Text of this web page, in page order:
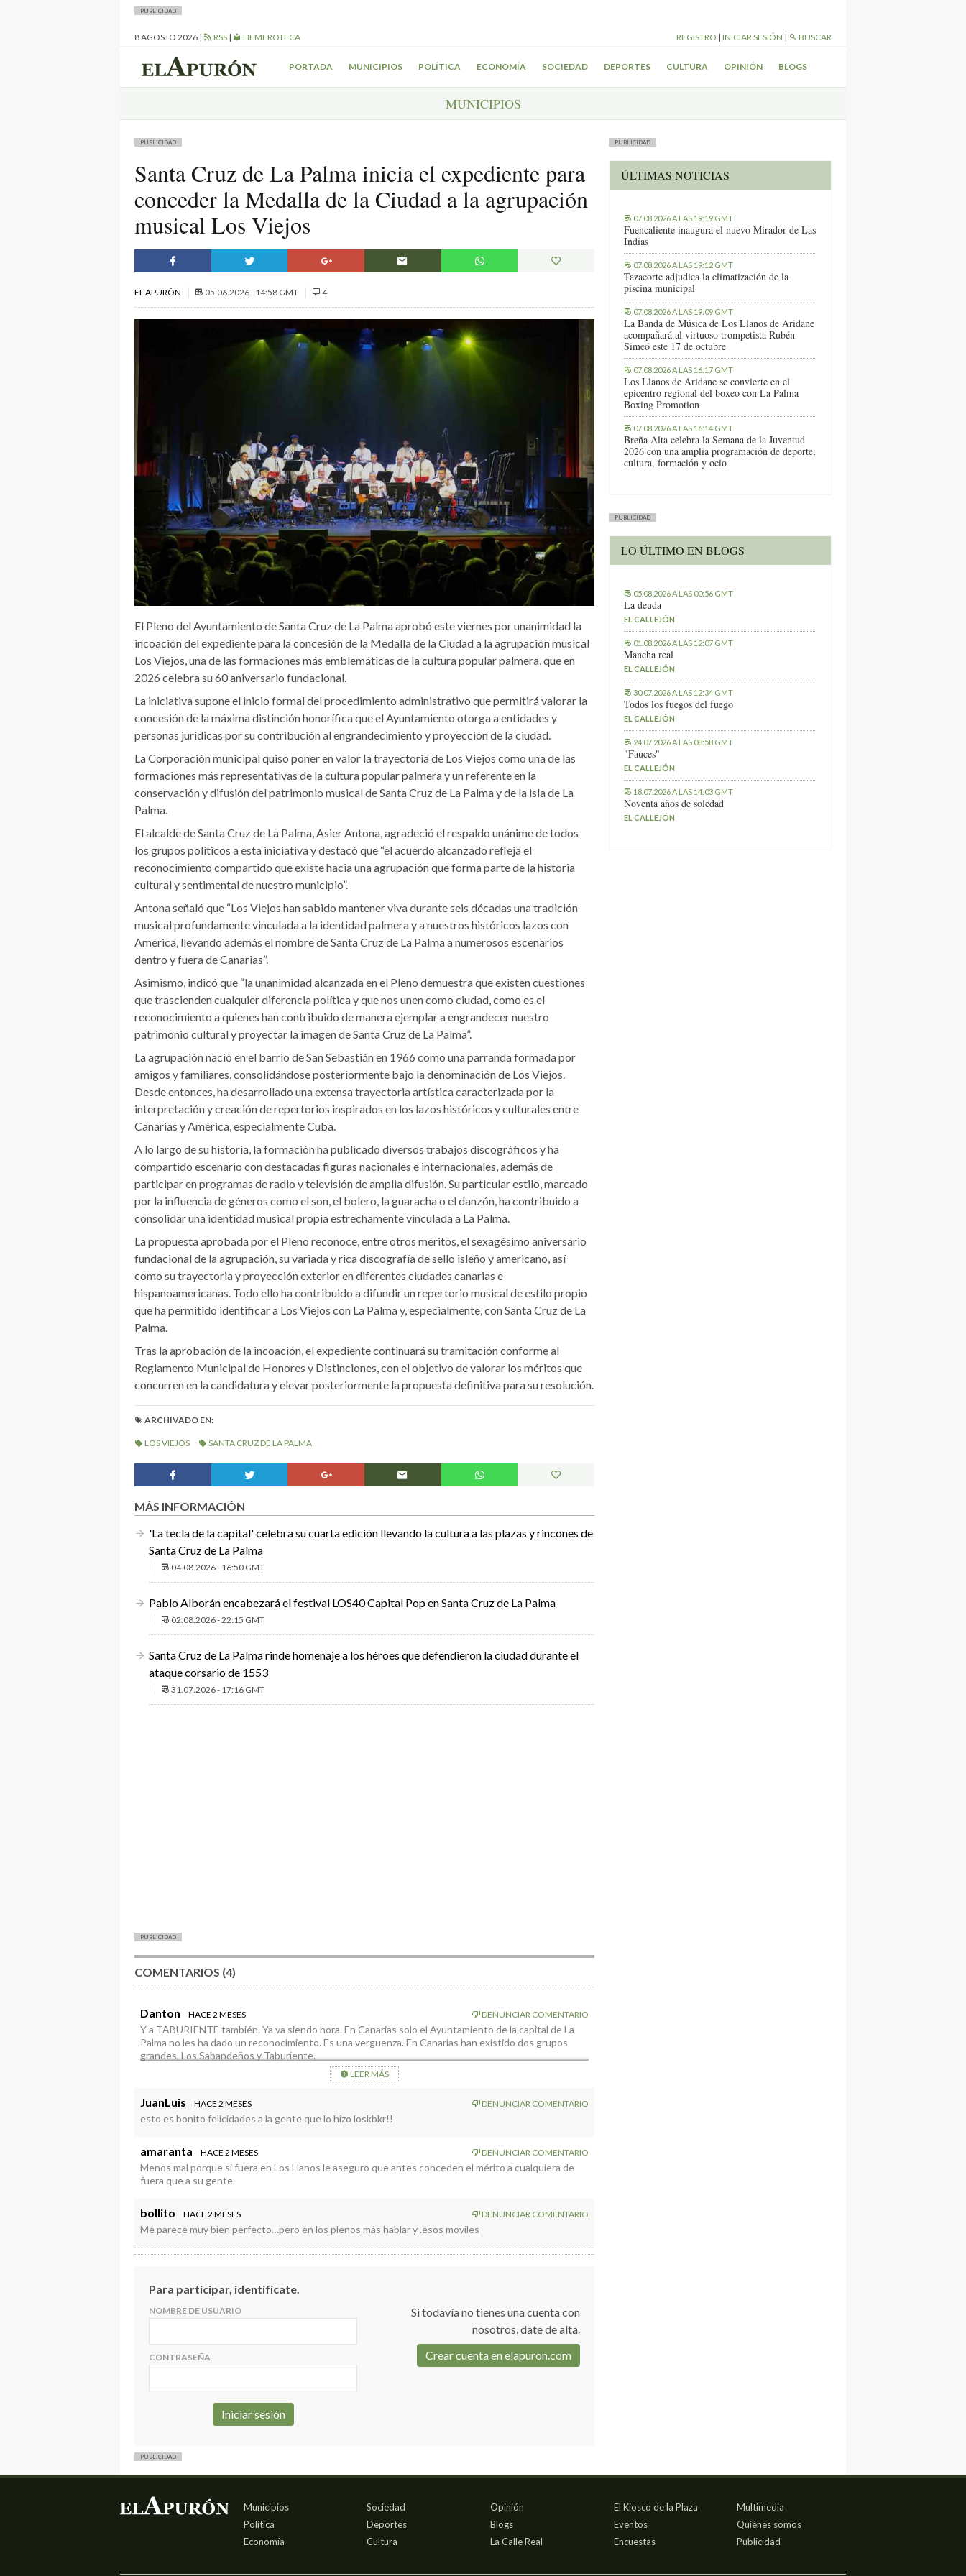
PUBLICIDAD
8 AGOSTO 2026 | RSS | HEMEROTECA REGISTRO | INICIAR SESIÓN | BUSCAR
PORTADA MUNICIPIOS POLÍTICA ECONOMÍA SOCIEDAD DEPORTES CULTURA OPINIÓN BLOGS
MUNICIPIOS
PUBLICIDAD
Santa Cruz de La Palma inicia el expediente para
conceder la Medalla de la Ciudad a la agrupación
musical Los Viejos
EL APURÓN 05.06.2026 - 14:58 GMT 4
El Pleno del Ayuntamiento de Santa Cruz de La Palma aprobó este viernes por unanimidad la
incoación del expediente para la concesión de la Medalla de la Ciudad a la agrupación musical
Los Viejos, una de las formaciones más emblemáticas de la cultura popular palmera, que en
2026 celebra su 60 aniversario fundacional.
La iniciativa supone el inicio formal del procedimiento administrativo que permitirá valorar la
concesión de la máxima distinción honorífica que el Ayuntamiento otorga a entidades y
personas jurídicas por su contribución al engrandecimiento y proyección de la ciudad.
La Corporación municipal quiso poner en valor la trayectoria de Los Viejos como una de las
formaciones más representativas de la cultura popular palmera y un referente en la
conservación y difusión del patrimonio musical de Santa Cruz de La Palma y de la isla de La
Palma.
El alcalde de Santa Cruz de La Palma, Asier Antona, agradeció el respaldo unánime de todos
los grupos políticos a esta iniciativa y destacó que “el acuerdo alcanzado refleja el
reconocimiento compartido que existe hacia una agrupación que forma parte de la historia
cultural y sentimental de nuestro municipio”.
Antona señaló que “Los Viejos han sabido mantener viva durante seis décadas una tradición
musical profundamente vinculada a la identidad palmera y a nuestros históricos lazos con
América, llevando además el nombre de Santa Cruz de La Palma a numerosos escenarios
dentro y fuera de Canarias”.
Asimismo, indicó que “la unanimidad alcanzada en el Pleno demuestra que existen cuestiones
que trascienden cualquier diferencia política y que nos unen como ciudad, como es el
reconocimiento a quienes han contribuido de manera ejemplar a engrandecer nuestro
patrimonio cultural y proyectar la imagen de Santa Cruz de La Palma”.
La agrupación nació en el barrio de San Sebastián en 1966 como una parranda formada por
amigos y familiares, consolidándose posteriormente bajo la denominación de Los Viejos.
Desde entonces, ha desarrollado una extensa trayectoria artística caracterizada por la
interpretación y creación de repertorios inspirados en los lazos históricos y culturales entre
Canarias y América, especialmente Cuba.
A lo largo de su historia, la formación ha publicado diversos trabajos discográficos y ha
compartido escenario con destacadas figuras nacionales e internacionales, además de
participar en programas de radio y televisión de amplia difusión. Su particular estilo, marcado
por la influencia de géneros como el son, el bolero, la guaracha o el danzón, ha contribuido a
consolidar una identidad musical propia estrechamente vinculada a La Palma.
La propuesta aprobada por el Pleno reconoce, entre otros méritos, el sexagésimo aniversario
fundacional de la agrupación, su variada y rica discografía de sello isleño y americano, así
como su trayectoria y proyección exterior en diferentes ciudades canarias e
hispanoamericanas. Todo ello ha contribuido a difundir un repertorio musical de estilo propio
que ha permitido identificar a Los Viejos con La Palma y, especialmente, con Santa Cruz de La
Palma.
Tras la aprobación de la incoación, el expediente continuará su tramitación conforme al
Reglamento Municipal de Honores y Distinciones, con el objetivo de valorar los méritos que
concurren en la candidatura y elevar posteriormente la propuesta definitiva para su resolución.
ARCHIVADO EN:
LOS VIEJOS SANTA CRUZ DE LA PALMA
MÁS INFORMACIÓN
'La tecla de la capital' celebra su cuarta edición llevando la cultura a las plazas y rincones de
Santa Cruz de La Palma
04.08.2026 - 16:50 GMT
Pablo Alborán encabezará el festival LOS40 Capital Pop en Santa Cruz de La Palma
02.08.2026 - 22:15 GMT
Santa Cruz de La Palma rinde homenaje a los héroes que defendieron la ciudad durante el
ataque corsario de 1553
31.07.2026 - 17:16 GMT
PUBLICIDAD
COMENTARIOS (4)
Danton HACE 2 MESES DENUNCIAR COMENTARIO
Y a TABURIENTE también. Ya va siendo hora. En Canarias solo el Ayuntamiento de la capital de La
Palma no les ha dado un reconocimiento. Es una verguenza. En Canarias han existido dos grupos
grandes, Los Sabandeños y Taburiente.
LEER MÁS
JuanLuis HACE 2 MESES DENUNCIAR COMENTARIO
esto es bonito felicidades a la gente que lo hizo loskbkr!!
amaranta HACE 2 MESES DENUNCIAR COMENTARIO
Menos mal porque si fuera en Los Llanos le aseguro que antes conceden el mérito a cualquiera de
fuera que a su gente
bollito HACE 2 MESES DENUNCIAR COMENTARIO
Me parece muy bien perfecto…pero en los plenos más hablar y .esos moviles
Para participar, identifícate.
NOMBRE DE USUARIO
CONTRASEÑA
Si todavía no tienes una cuenta con
nosotros, date de alta.
Crear cuenta en elapuron.com
PUBLICIDAD
ÚLTIMAS NOTICIAS
07.08.2026 A LAS 19:19 GMT
Fuencaliente inaugura el nuevo Mirador de Las
Indias
07.08.2026 A LAS 19:12 GMT
Tazacorte adjudica la climatización de la
piscina municipal
07.08.2026 A LAS 19:09 GMT
La Banda de Música de Los Llanos de Aridane
acompañará al virtuoso trompetista Rubén
Simeó este 17 de octubre
07.08.2026 A LAS 16:17 GMT
Los Llanos de Aridane se convierte en el
epicentro regional del boxeo con La Palma
Boxing Promotion
07.08.2026 A LAS 16:14 GMT
Breña Alta celebra la Semana de la Juventud
2026 con una amplia programación de deporte,
cultura, formación y ocio
PUBLICIDAD
LO ÚLTIMO EN BLOGS
05.08.2026 A LAS 00:56 GMT
La deuda
EL CALLEJÓN
01.08.2026 A LAS 12:07 GMT
Mancha real
EL CALLEJÓN
30.07.2026 A LAS 12:34 GMT
Todos los fuegos del fuego
EL CALLEJÓN
24.07.2026 A LAS 08:58 GMT
"Fauces"
EL CALLEJÓN
18.07.2026 A LAS 14:03 GMT
Noventa años de soledad
EL CALLEJÓN
PUBLICIDAD
Municipios
Política
Economía
Sociedad
Deportes
Cultura
Opinión
Blogs
La Calle Real
El Kiosco de la Plaza
Eventos
Encuestas
Multimedia
Quiénes somos
Publicidad